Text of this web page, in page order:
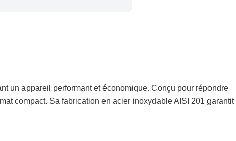
un appareil performant et économique. Conçu pour répondre
compact. Sa fabrication en acier inoxydable AISI 201 garantit